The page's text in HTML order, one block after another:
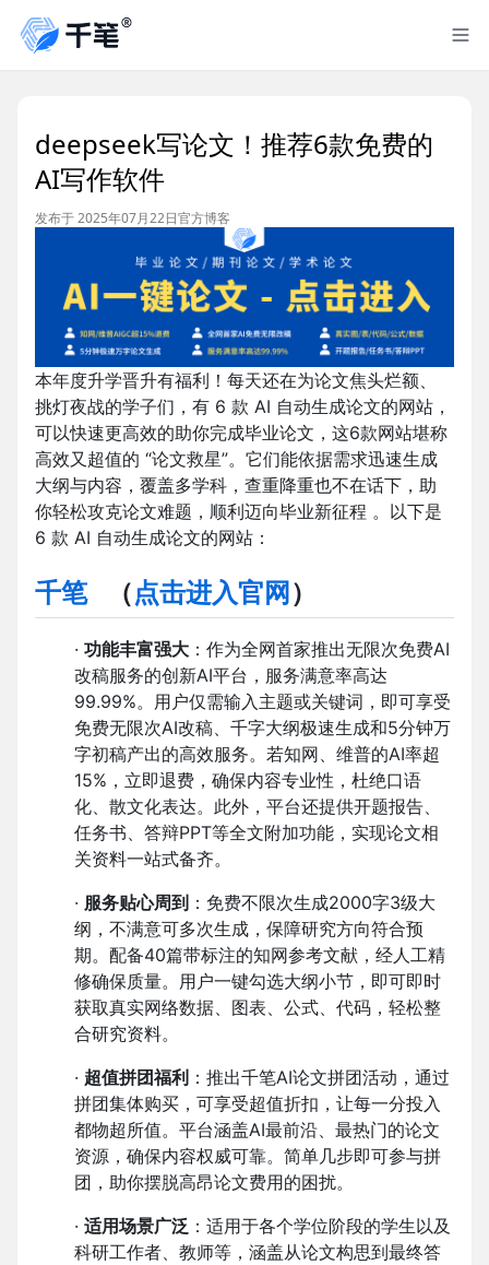
deepseek写论文！推荐6款免费的
AI写作软件
发布于 2025年07月22日官方博客
本年度升学晋升有福利！每天还在为论文焦头烂额、
挑灯夜战的学子们，有 6 款 AI 自动生成论文的网站，
可以快速更高效的助你完成毕业论文，这6款网站堪称
高效又超值的 “论文救星”。它们能依据需求迅速生成
大纲与内容，覆盖多学科，查重降重也不在话下，助
你轻松攻克论文难题，顺利迈向毕业新征程 。以下是
6 款 AI 自动生成论文的网站：
千笔（点击进入官网 ）
· 功能丰富强大 ：作为全网首家推出无限次免费AI
改稿服务的创新AI平台，服务满意率高达
99.99%。用户仅需输入主题或关键词，即可享受
免费无限次AI改稿、千字大纲极速生成和5分钟万
字初稿产出的高效服务。若知网、维普的AI率超
15%，立即退费，确保内容专业性，杜绝口语
化、散文化表达。此外，平台还提供开题报告、
任务书、答辩PPT等全文附加功能，实现论文相
关资料一站式备齐。
· 服务贴心周到 ：免费不限次生成2000字3级大
纲，不满意可多次生成，保障研究方向符合预
期。配备40篇带标注的知网参考文献，经人工精
修确保质量。用户一键勾选大纲小节，即可即时
获取真实网络数据、图表、公式、代码，轻松整
合研究资料。
· 超值拼团福利 ：推出千笔AI论文拼团活动，通过
拼团集体购买，可享受超值折扣，让每一分投入
都物超所值。平台涵盖AI最前沿、最热门的论文
资源，确保内容权威可靠。简单几步即可参与拼
团，助你摆脱高昂论文费用的困扰。
· 适用场景广泛 ：适用于各个学位阶段的学生以及
科研工作者、教师等，涵盖从论文构思到最终答